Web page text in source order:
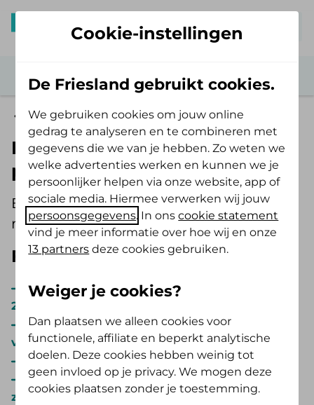
Persoonsgebonden budget (pgb)
Formulieren en reglementen
pgb
Een overzicht van de pgb formulieren en
reglementen vind je hier.
Folders en formulieren 2026
Reglement pgb verpleging en verzorging
2026 (pdf, 2 MB)
Overzicht veranderingen pgb verpleging en
verzorging 2026 (pdf, 187,3 KB)
Aanvraagformulier pgb 2026 (pdf, 642 KB)
Declaratieformulier pgb 2026 formele
zorgaanbieder (pdf, 529,2 KB)
Cookie-instellingen
De Friesland gebruikt cookies.
We gebruiken cookies om jouw online
gedrag te analyseren en te combineren met
gegevens die we van je hebben. Zo weten we
welke advertenties werken en kunnen we je
persoonlijker helpen via onze website, app of
sociale media. Hiermee verwerken wij jouw
persoonsgegevens. In onscookie statement
vind je meer informatie over hoe wij en onze
13 partners deze cookies gebruiken.
Weiger je cookies?
Dan plaatsen we alleen cookies voor
functionele, affiliate en beperkt analytische
doelen. Deze cookies hebben weinig tot
geen invloed op je privacy. We mogen deze
cookies plaatsen zonder je toestemming.